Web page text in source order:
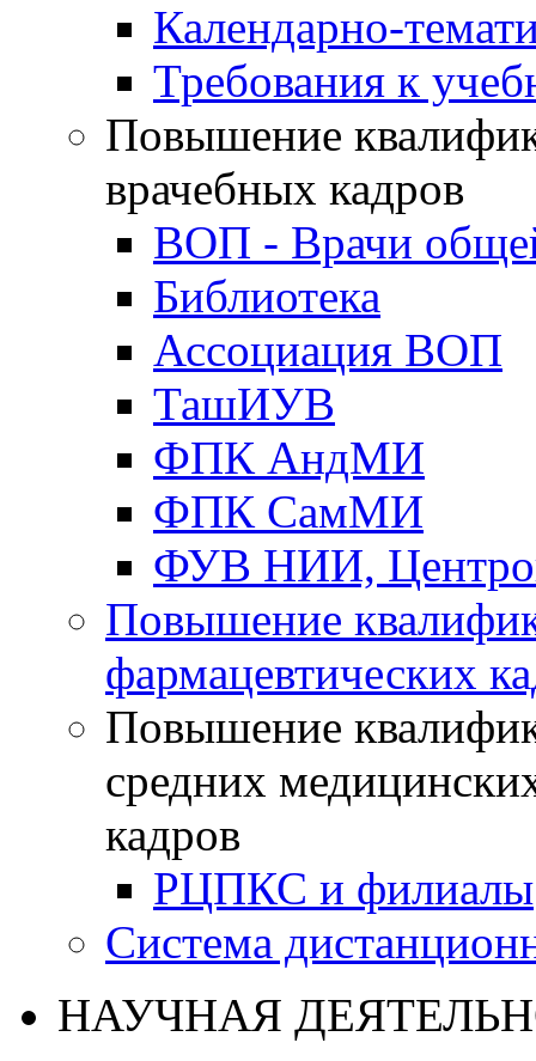
Календарно-
Требования к
Повышение
врачебных кадров
ВОП - Врачи
Библиотека
Ассоциация ВОП
ТашИУВ
ФПК АндМИ
ФПК СамМИ
ФУВ НИИ,
Повышение
фармацевтических
Повышение
средних
кадров
РЦПКС и филиалы
Система
НАУЧНАЯ